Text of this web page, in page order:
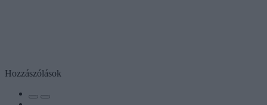
Hozzászólások